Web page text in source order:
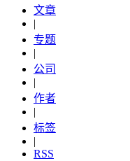
文章
|
专题
|
公司
|
作者
|
标签
|
RSS